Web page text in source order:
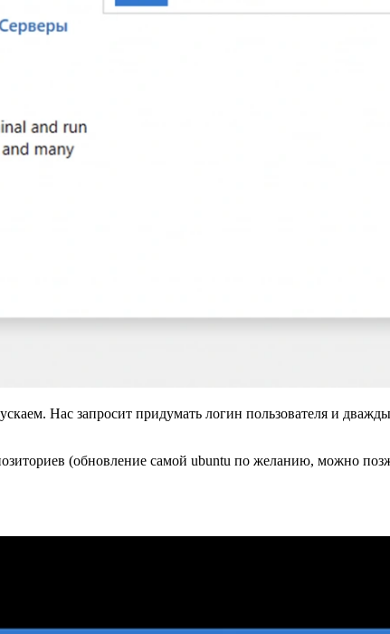
Нас запросит придумать логин пользователя и
(обновление самой ubuntu по желанию, можно